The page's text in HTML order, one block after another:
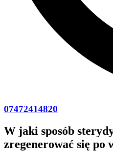
07472414820
W jaki sposób
zregenerować się po